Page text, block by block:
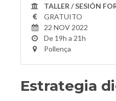
TALLER / SESIÓN
GRATUITO
22 NOV 2022
De 19h a 21h
Pollença
Estrategia